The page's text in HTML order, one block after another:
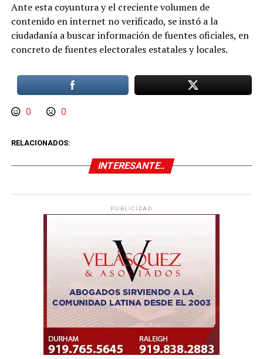
Ante esta coyuntura y el creciente volumen de
contenido en internet no verificado, se instó a la
ciudadanía a buscar información de fuentes oficiales, en
concreto de fuentes electorales estatales y locales.
0 0
RELACIONADOS:
INTERESANTE..
PUBLICIDAD